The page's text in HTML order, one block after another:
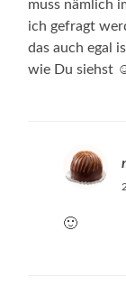
muss nämlich
ich gefragt
das auch egal
wie Du siehst
🙂